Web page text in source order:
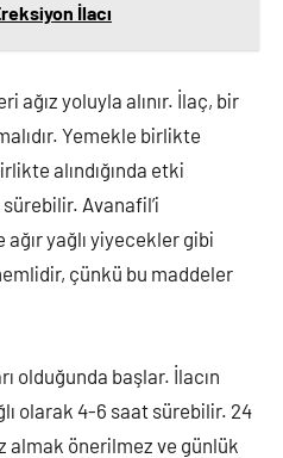
İlacı
ağız yoluyla alınır. İlaç, bir
Yemekle birlikte
alındığında etki
Avanafil’i
yağlı yiyecekler gibi
çünkü bu maddeler
olduğunda başlar. İlacın
olarak 4-6 saat sürebilir. 24
almak önerilmez ve günlük